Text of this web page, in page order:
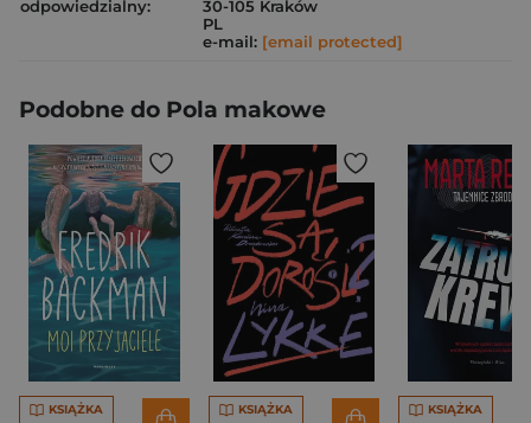
odpowiedzialny:
30-105 Kraków
PL
e-mail: [email protected]
Podobne do Pola makowe
KSIĄŻKA KSIĄŻKA KSIĄŻKA